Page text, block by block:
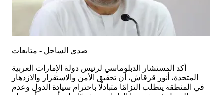
صدى الساحل - متابعات
أكد المستشار الدبلوماسي لرئيس دولة الإمارات العربية
المتحدة، أنور قرقاش، أن تحقيق الأمن والاستقرار والازدهار
في المنطقة يتطلب التزامًا متبادلًا باحترام سيادة الدول وعدم